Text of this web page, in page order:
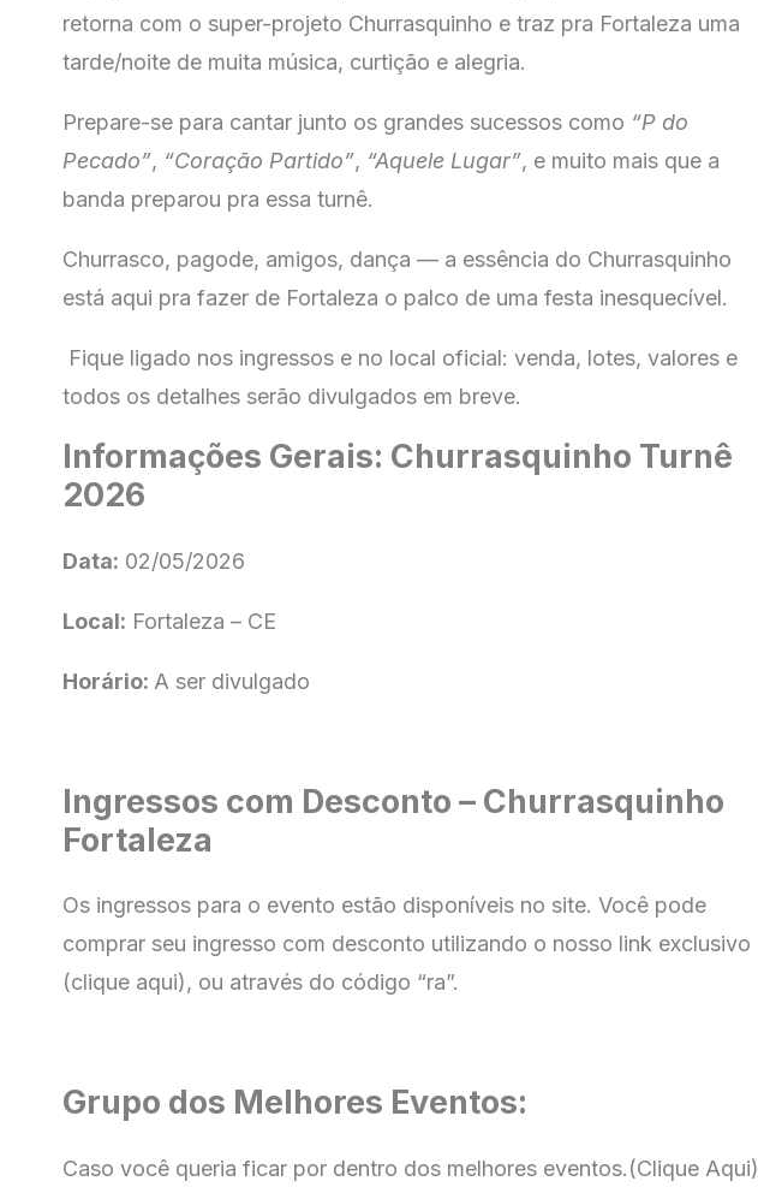
retorna com o super-projeto Churrasquinho e traz pra Fortaleza uma
tarde/noite de muita música, curtição e alegria.
Prepare-se para cantar junto os grandes sucessos como “P do
Pecado”, “Coração Partido”, “Aquele Lugar”, e muito mais que a
banda preparou pra essa turnê.
Churrasco, pagode, amigos, dança — a essência do Churrasquinho
está aqui pra fazer de Fortaleza o palco de uma festa inesquecível.
Fique ligado nos ingressos e no local oficial: venda, lotes, valores e
todos os detalhes serão divulgados em breve.
Informações Gerais: Churrasquinho Turnê
2026
Data: 02/05/2026
Local: Fortaleza – CE
Horário: A ser divulgado
Ingressos com Desconto – Churrasquinho
Fortaleza
Os ingressos para o evento estão disponíveis no site. Você pode
comprar seu ingresso com desconto utilizando o nosso link exclusivo
(clique aqui), ou através do código “ra”.
Grupo dos Melhores Eventos:
Caso você queria ficar por dentro dos melhores eventos.(Clique Aqui)